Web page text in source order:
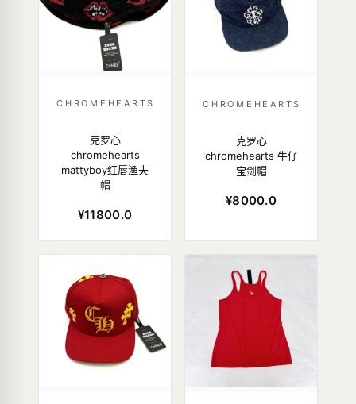
CHROMEHEARTS
克罗心
chromehearts
mattyboy红唇渔夫
帽
¥11800.0
CHROMEHEARTS
克罗心
chromehearts 牛仔
宝剑帽
¥8000.0